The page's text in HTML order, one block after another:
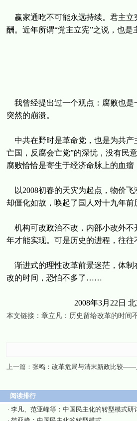
赢家通吃不可能永远持续。君主立
酬。近年所谓“党主立宪”之说，也
我曾经提出过一个观点：腐败也是
突然的崩溃。
中共在野时是革命党，也是为共产
亡国，反腐会亡党”的深忧，没有民
腐败恰恰是寄生于经济命脉上的血
以2008初春的天灾为起点，物价飞
却僵化如故，唤起了国人对十九年前
机构可改政治不改，内部小改外不
年才能实现。可是历史的进程，往
渐进式的理性改革前景迷茫，体制
改的时间，恐怕不多了……
2008年3月22日 北京风
本文链接： 章立凡：历史留给改革的时间
上一篇： 张鸣：改革危局与清末新政比较——
阅读排行
· 李凡、范亚峰等：中国民主化的转型模式研